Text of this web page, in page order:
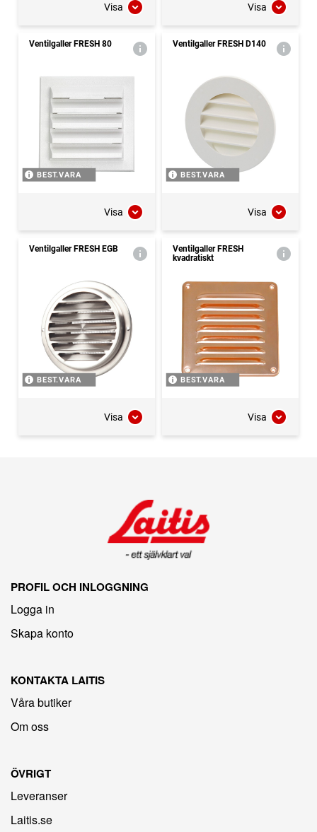
Visa Visa
Ventilgaller FRESH 80
BEST.VARA
Visa
Ventilgaller FRESH D140
BEST.VARA
Visa
Ventilgaller FRESH EGB
BEST.VARA
Visa
Ventilgaller FRESH
kvadratiskt
BEST.VARA
Visa
PROFIL OCH INLOGGNING
Logga in
Skapa konto
KONTAKTA LAITIS
Våra butiker
Om oss
ÖVRIGT
Leveranser
Laitis.se